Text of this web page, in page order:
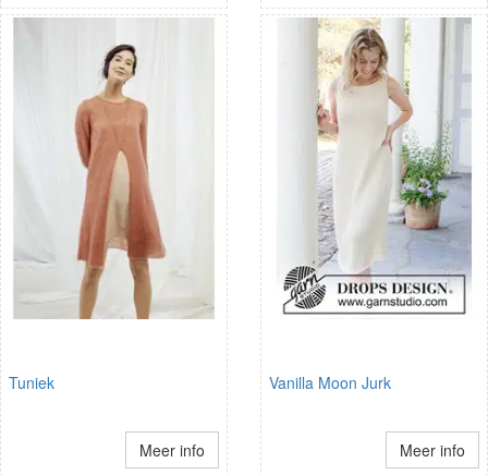
Tuniek
Meer info
Vanilla Moon Jurk
Meer info